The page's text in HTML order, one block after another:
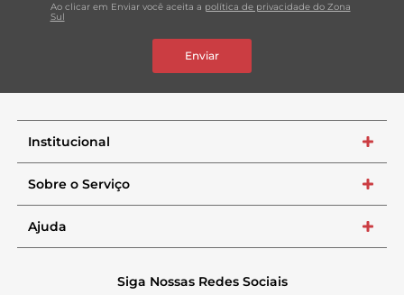
Ao clicar em Enviar você aceita a política de privacidade do Zona
Sul
Enviar
Institucional +
Sobre o Serviço +
Ajuda +
Siga Nossas Redes Sociais